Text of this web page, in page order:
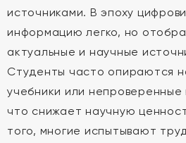
источниками. В эпоху
информацию легко, но
актуальные и научные
Студенты часто опираются
учебники или
что снижает научную
того, многие испытывают